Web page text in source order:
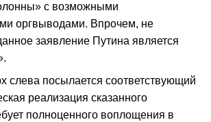
с возможными
оргвыводами. Впрочем, не
заявление Путина является
слева посылается соответствующий
реализация сказанного
полноценного воплощения в